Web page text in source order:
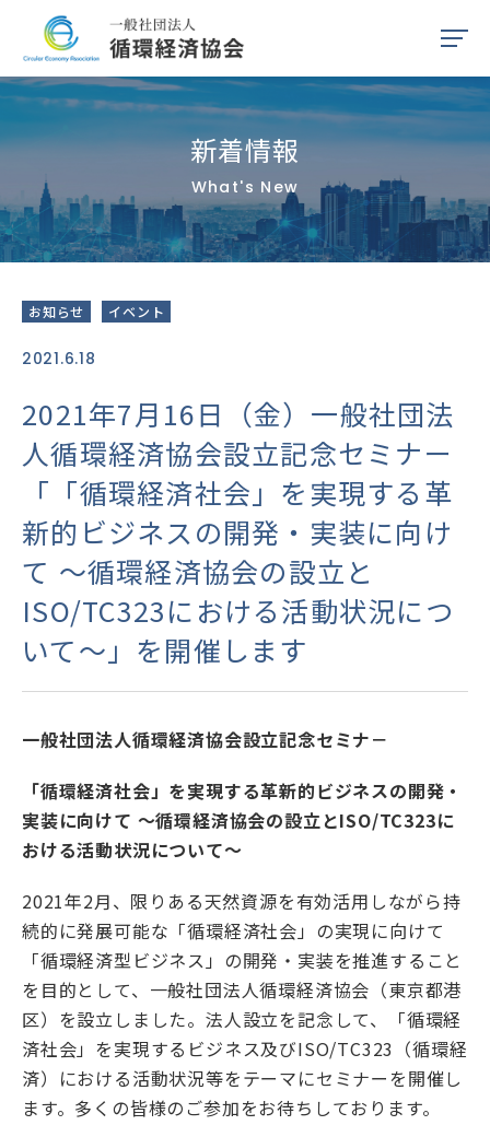
HOME
リソース
入会案内
理事・会員専用サイト
プライバシーポリシー・
反社会勢力に対する基本方針
お問い合わせ
新着情報
English
新着情報
What's New
お知らせ イベント
2021.6.18
2021年7月16日（金）一般社団法
人循環経済協会設立記念セミナー
「「循環経済社会」を実現する革
新的ビジネスの開発・実装に向け
て ～循環経済協会の設立と
ISO/TC323における活動状況につ
いて～」を開催します
一般社団法人循環経済協会設立記念セミナ－
「循環経済社会」を実現する革新的ビジネスの開発・
実装に向けて ～循環経済協会の設立とISO/TC323に
おける活動状況について～
2021年2月、限りある天然資源を有効活用しながら持
続的に発展可能な「循環経済社会」の実現に向けて
「循環経済型ビジネス」の開発・実装を推進すること
を目的として、一般社団法人循環経済協会（東京都港
区）を設立しました。法人設立を記念して、「循環経
済社会」を実現するビジネス及びISO/TC323（循環経
済）における活動状況等をテーマにセミナーを開催し
ます。多くの皆様のご参加をお待ちしております。